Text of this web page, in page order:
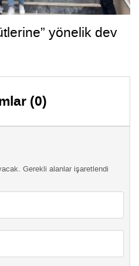
yönelik dev
(0)
Gerekli alanlar işaretlendi